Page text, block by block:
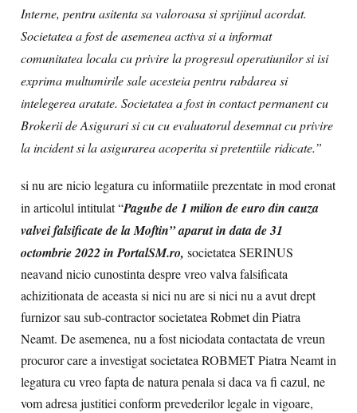
Interne, pentru asitenta sa valoroasa si sprijinul acordat.
Societatea a fost de asemenea activa si a informat
comunitatea locala cu privire la progresul operatiunilor si isi
exprima multumirile sale acesteia pentru rabdarea si
intelegerea aratate. Societatea a fost in contact permanent cu
Brokerii de Asigurari si cu cu evaluatorul desemnat cu privire
la incident si la asigurarea acoperita si pretentiile ridicate.”
si nu are nicio legatura cu informatiile prezentate in mod eronat
in articolul intitulat “Pagube de 1 milion de euro din cauza
valvei falsificate de la Moftin” aparut in data de 31
octombrie 2022 in PortalSM.ro, societatea SERINUS
neavand nicio cunostinta despre vreo valva falsificata
achizitionata de aceasta si nici nu are si nici nu a avut drept
furnizor sau sub-contractor societatea Robmet din Piatra
Neamt. De asemenea, nu a fost niciodata contactata de vreun
procuror care a investigat societatea ROBMET Piatra Neamt in
legatura cu vreo fapta de natura penala si daca va fi cazul, ne
vom adresa justitiei conform prevederilor legale in vigoare,